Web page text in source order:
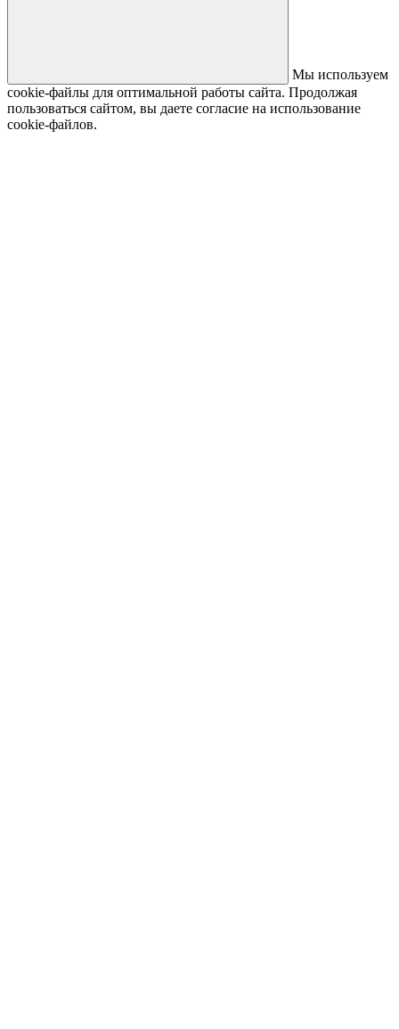
Мы используем
cookie-файлы для оптимальной работы сайта. Продолжая
пользоваться сайтом, вы даете согласие на использование
cookie-файлов.